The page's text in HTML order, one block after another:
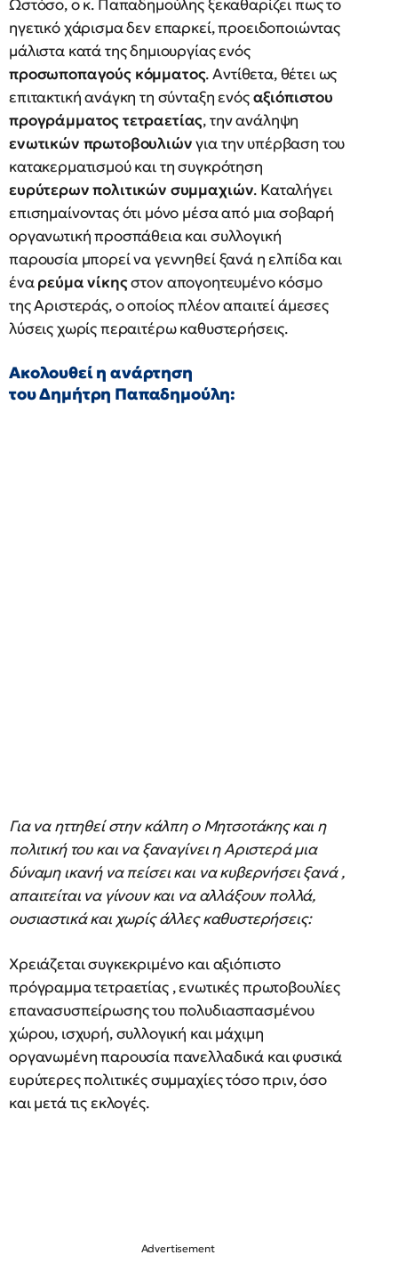
Ωστόσο, ο κ. Παπαδημούλης ξεκαθαρίζει πως το
ηγετικό χάρισμα δεν επαρκεί, προειδοποιώντας
μάλιστα κατά της δημιουργίας ενός
προσωποπαγούς κόμματος. Αντίθετα, θέτει ως
επιτακτική ανάγκη τη σύνταξη ενόςαξιόπιστου
προγράμματος τετραετίας, την ανάληψη
ενωτικών πρωτοβουλιώνγια την υπέρβαση του
κατακερματισμού και τη συγκρότηση
ευρύτερων πολιτικών συμμαχιών. Καταλήγει
επισημαίνοντας ότι μόνο μέσα από μια σοβαρή
οργανωτική προσπάθεια και συλλογική
παρουσία μπορεί να γεννηθεί ξανά η ελπίδα και
έναρεύμα νίκηςστον απογοητευμένο κόσμο
της Αριστεράς, ο οποίος πλέον απαιτεί άμεσες
λύσεις χωρίς περαιτέρω καθυστερήσεις.
Ακολουθεί η ανάρτηση
του Δημήτρη Παπαδημούλη:
Για να ηττηθεί στην κάλπη ο Μητσοτάκης και η
πολιτική του και να ξαναγίνει η Αριστερά μια
δύναμη ικανή να πείσει και να κυβερνήσει ξανά ,
απαιτείται να γίνουν και να αλλάξουν πολλά,
ουσιαστικά και χωρίς άλλες καθυστερήσεις:
Χρειάζεται συγκεκριμένο και αξιόπιστο
πρόγραμμα τετραετίας , ενωτικές πρωτοβουλίες
επανασυσπείρωσης του πολυδιασπασμένου
χώρου, ισχυρή, συλλογική και μάχιμη
οργανωμένη παρουσία πανελλαδικά και φυσικά
ευρύτερες πολιτικές συμμαχίες τόσο πριν, όσο
και μετά τις εκλογές.